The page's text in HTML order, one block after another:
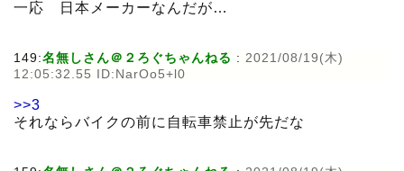
一応 日本メーカーなんだが…
149:名無しさん＠２ろぐちゃんねる : 2021/08/19(木)
12:05:32.55 ID:NarOo5+l0
>>3
それならバイクの前に自転車禁止が先だな